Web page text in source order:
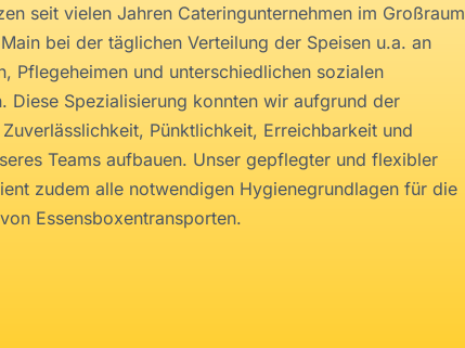
seit vielen Jahren Cateringunternehmen im Großraum
bei der täglichen Verteilung der Speisen u.a. an
Pflegeheimen und unterschiedlichen sozialen
Diese Spezialisierung konnten wir aufgrund der
Pünktlichkeit, Erreichbarkeit und
Teams aufbauen. Unser gepflegter und flexibler
zudem alle notwendigen Hygienegrundlagen für die
Essensboxentransporten.